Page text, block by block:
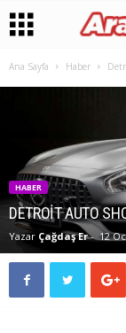
Ana Sayfa Haber
HABER
DETROIT AUTO
Yazar Çağdaş Er- 12